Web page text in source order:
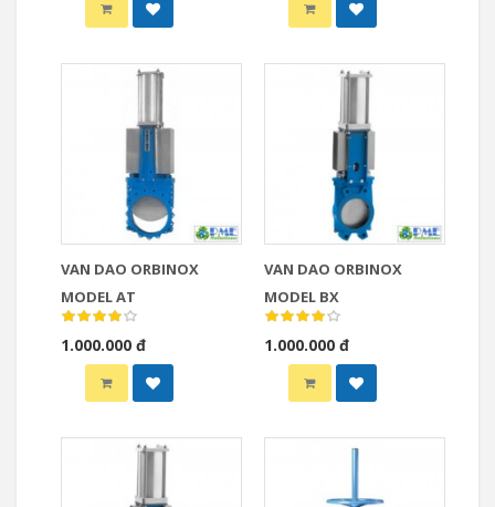
VAN DAO ORBINOX
MODEL AT
1.000.000 đ
VAN DAO ORBINOX
MODEL BX
1.000.000 đ